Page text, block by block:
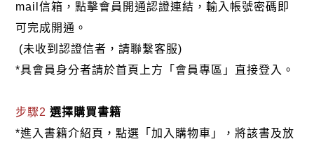
mail信箱，點擊會員開通認證連結，輸入帳號密碼即
可完成開通。
(未收到認證信者，請聯繫客服)
*具會員身分者請於首頁上方「會員專區」直接登入。
步驟2選擇購買書籍
*進入書籍介紹頁，點選「加入購物車」，將該書及放